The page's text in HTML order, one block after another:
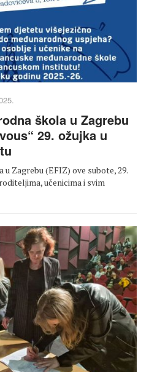
škola u Zagrebu
29. ožujka u
Zagrebu (EFIZ) ove subote, 29.
učenicima i svim